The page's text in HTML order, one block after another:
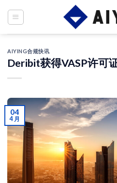
AIYING合规快讯
Deribit获得VASP许可
04
4 月